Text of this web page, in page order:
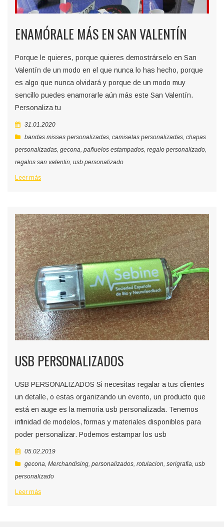
ENAMÓRALE MÁS EN SAN VALENTÍN
Porque le quieres, porque quieres demostrárselo en San
Valentín de un modo en el que nunca lo has hecho, porque
es algo que nunca olvidará y porque de un modo muy
sencillo puedes enamorarle aún más este San Valentín.
Personaliza tu
31.01.2020
bandas misses personalizadas, camisetas personalizadas, chapas
personalizadas, gecona, pañuelos estampados, regalo personalizado,
regalos san valentin, usb personalizado
Leer más
USB PERSONALIZADOS
USB PERSONALIZADOS Si necesitas regalar a tus clientes
un detalle, o estas organizando un evento, un producto que
está en auge es la memoria usb personalizada. Tenemos
infinidad de modelos, formas y materiales disponibles para
poder personalizar. Podemos estampar los usb
05.02.2019
gecona, Merchandising, personalizados, rotulacion, serigrafia, usb
personalizado
Leer más